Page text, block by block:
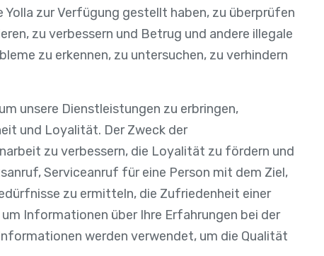
zur Verfügung gestellt haben, zu überprüfen
zu verbessern und Betrug und andere illegale
zu erkennen, zu untersuchen, zu verhindern
unsere Dienstleistungen zu erbringen,
und Loyalität. Der Zweck der
zu verbessern, die Loyalität zu fördern und
Serviceanruf für eine Person mit dem Ziel,
zu ermitteln, die Zufriedenheit einer
Informationen über Ihre Erfahrungen bei der
werden verwendet, um die Qualität